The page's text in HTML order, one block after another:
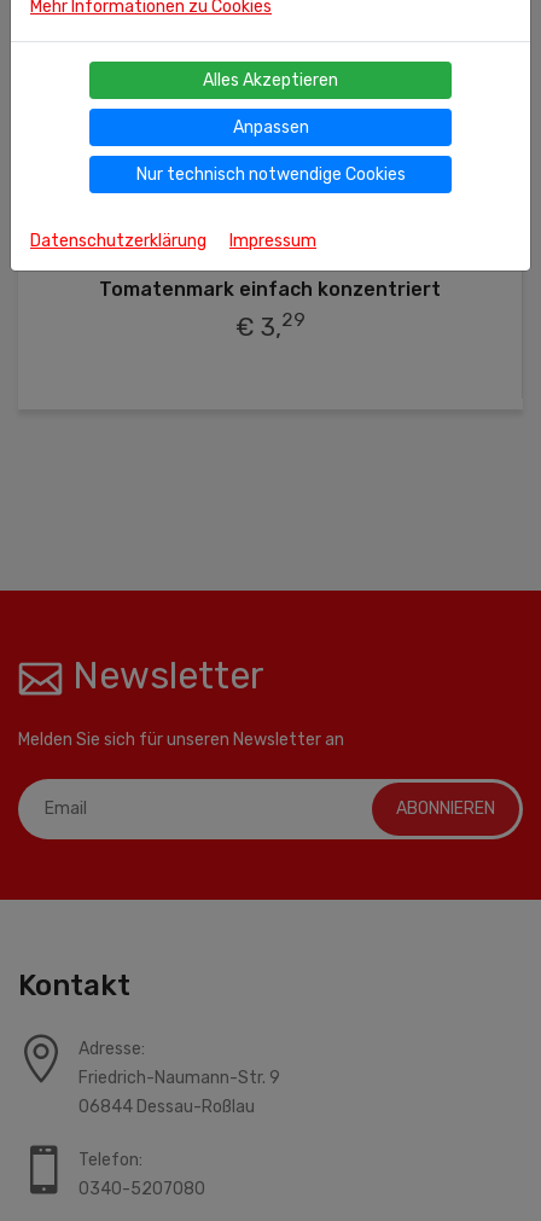
370g (kg = 8.89 €)
Ähnliche Produkte
Tomatenmark einfach konzentriert
€ 3,29
Newsletter
Melden Sie sich für unseren Newsletter an
ABONNIEREN
Kontakt
Adresse:
Friedrich-Naumann-Str. 9
06844 Dessau-Roßlau
Telefon:
0340-5207080
Mehr Informationen zu Cookies
Alles Akzeptieren
Anpassen
Nur technisch notwendige Cookies
Datenschutzerklärung Impressum